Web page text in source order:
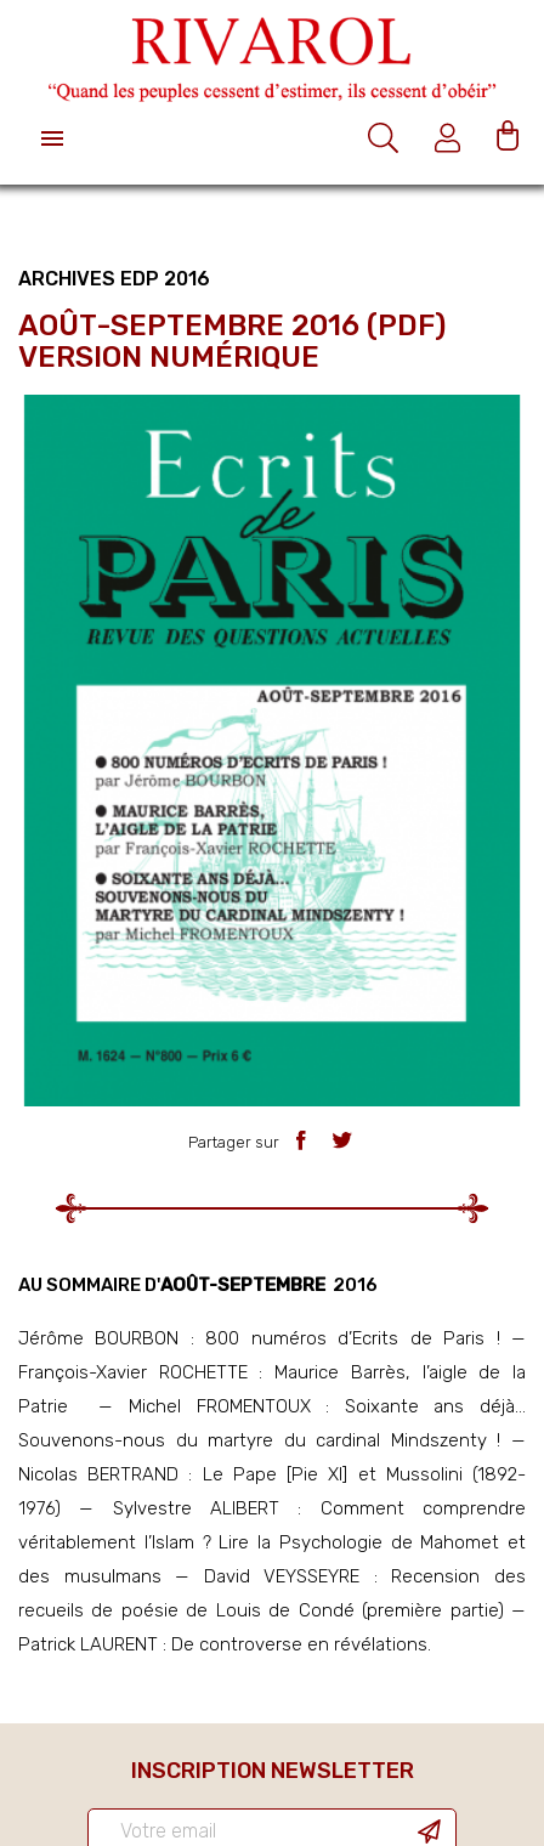

ARCHIVES EDP 2016
AOÛT-SEPTEMBRE 2016 (PDF)
VERSION NUMÉRIQUE
Partager sur
AU SOMMAIRE D'AOÛT-SEPTEMBRE 2016
Jérôme BOURBON : 800 numéros d’Ecrits de Paris ! —
François-Xavier ROCHETTE : Maurice Barrès, l’aigle de la
Patrie — Michel FROMENTOUX : Soixante ans déjà…
Souvenons-nous du martyre du cardinal Mindszenty ! —
Nicolas BERTRAND : Le Pape [Pie XI] et Mussolini (1892-
1976) — Sylvestre ALIBERT : Comment comprendre
véritablement l’Islam ? Lire la Psychologie de Mahomet et
des musulmans — David VEYSSEYRE : Recension des
recueils de poésie de Louis de Condé (première partie) —
Patrick LAURENT : De controverse en révélations.
INSCRIPTION NEWSLETTER